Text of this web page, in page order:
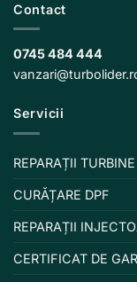
Contact
0745 484 444
Servicii
REPARAȚII TURBINE
CURĂȚARE DPF
REPARAȚII
CERTIFICAT DE